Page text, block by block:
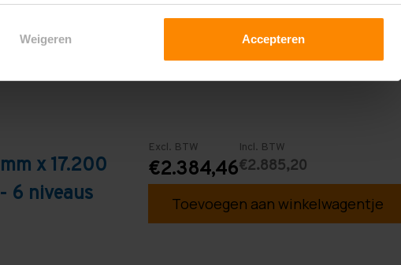
Weigeren Accepteren
x 17.200
6 niveaus
Excl. BTW
€2.384,46
Incl. BTW
€2.885,20
Toevoegen aan winkelwagentje